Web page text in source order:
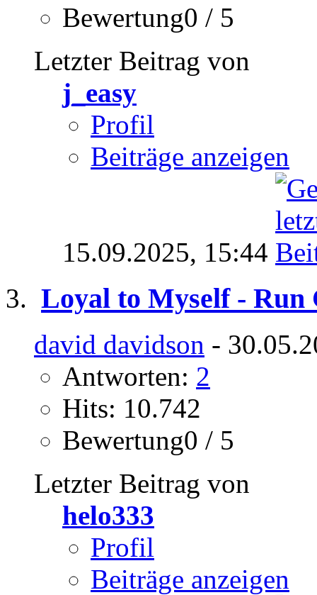
Bewertung0 / 5
Letzter Beitrag von
j_easy
Profil
Beiträge anzeigen
15.09.2025, 15:44
Loyal to Myself - Run
david davidson -
Antworten: 2
Hits: 10.742
Bewertung0 / 5
Letzter Beitrag von
helo333
Profil
Beiträge anzeigen